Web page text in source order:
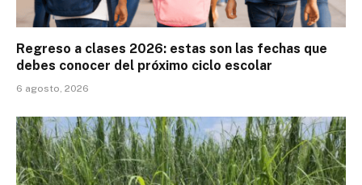
Regreso a clases 2026: estas son las fechas que
debes conocer del próximo ciclo escolar
6 agosto, 2026